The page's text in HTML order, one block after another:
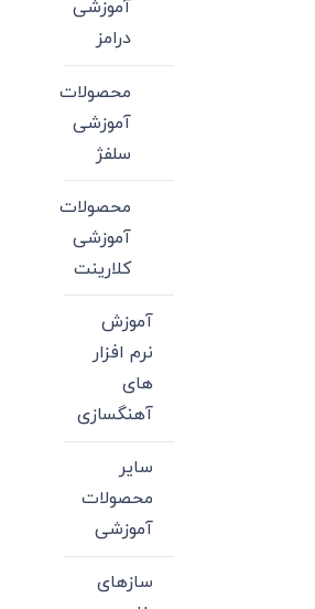
آموزشی
درامز
محصولات
آموزشی
سلفژ
محصولات
آموزشی
کلارینت
آموزش
نرم افزار
های
آهنگسازی
سایر
محصولات
آموزشی
سازهای